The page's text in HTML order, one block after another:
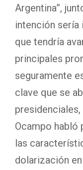
Argentina”,
intención sería
que tendría
principales
seguramente
clave que se
Ocampo
las
dolarización